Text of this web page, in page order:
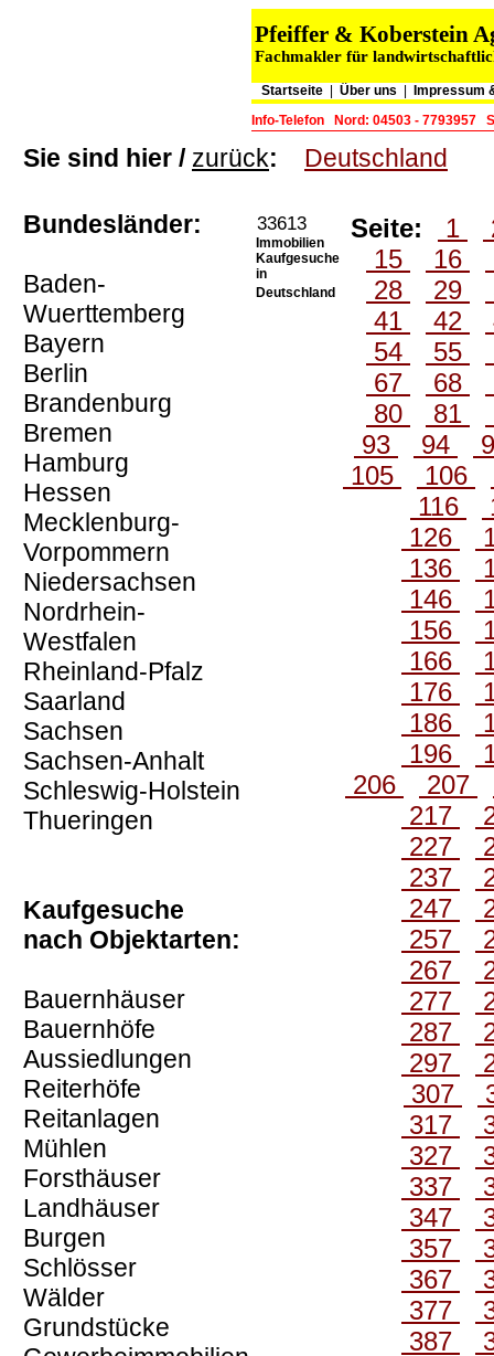
Pfeiffer & Koberstein
Fachmakler für
Startseite| Über uns
Impressum
Info-Telefon
Nord: 04503 - 7793957
Sie sind hier / zurück: Deutschland
Bundesländer:
Baden-
Wuerttemberg
Bayern
Berlin
Brandenburg
Bremen
Hamburg
Hessen
Mecklenburg-
Vorpommern
Niedersachsen
Nordrhein-
Westfalen
Rheinland-Pfalz
Saarland
Sachsen
Sachsen-Anhalt
Schleswig-Holstein
Thueringen
Kaufgesuche
nach Objektarten:
Bauernhäuser
Bauernhöfe
Aussiedlungen
Reiterhöfe
Reitanlagen
Mühlen
Forsthäuser
Landhäuser
Burgen
Schlösser
Wälder
Grundstücke
33613
Immobilien
Kaufgesuche
in
Deutschland
Seite: 1
15
16
28
29
41
42
54
55
67
68
80
81
93
94
105
106
116
126
136
146
156
166
176
186
196
206
207
217
227
237
247
257
267
277
287
297
307
317
327
337
347
357
367
377
387